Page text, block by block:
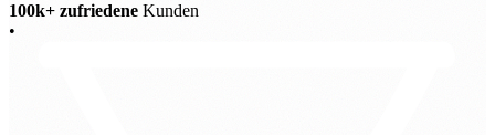
100k+ zufriedene Kunden
•